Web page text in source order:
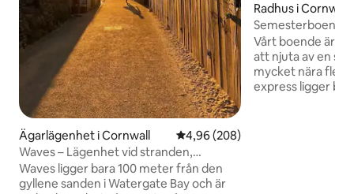
Ägarlägenhet i Cornwall 4,96 av 5 i genomsnittligt
4,96 (208)
Waves – Lägenhet vid stranden,
Watergate Bay
Waves ligger bara 100 meter från den
gyllene sanden i Watergate Bay och är
Radhus i Cornwall
Semesterboende
stranden i
Vårt boende är
att njuta av en
mycket nära flera
express ligger